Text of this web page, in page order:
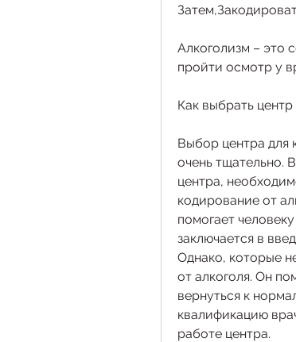
Алкоголизм – это
пройти осмотр у
Как выбрать
Выбор центра для
очень тщательно.
центра,
кодирование от
помогает
заключается в
Однако, которые
от алкоголя. Он
вернуться к
квалификацию
работе центра.